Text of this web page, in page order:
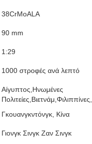
38CrMoALA
90 mm
1:29
1000 στροφές ανά λεπτό
Αίγυπτος,Ηνωμένες
Γκουανγκντόνγκ, Κίνα
Γιονγκ Σινγκ Ζαν Σινγκ